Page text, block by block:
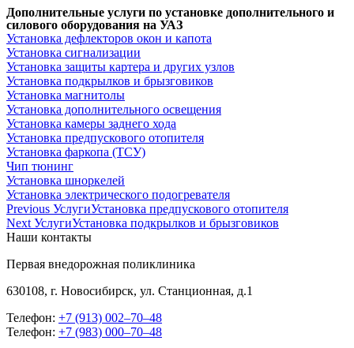
Дополнительные услуги по установке дополнительного и
силового оборудования на УАЗ
Установка дефлекторов окон и капота
Установка сигнализации
Установка защиты картера и других узлов
Установка подкрылков и брызговиков
Установка магнитолы
Установка дополнительного освещения
Установка камеры заднего хода
Установка предпускового отопителя
Установка фаркопа (ТСУ)
Чип тюнинг
Установка шноркелей
Установка электрического подогревателя
Навигация
по
Previous УслугиУстановка предпускового отопителя
Next УслугиУстановка подкрылков и брызговиков
Наши контакты
Первая внедорожная поликлиника
630108, г. Новосибирск, ул. Станционная, д.1
Телефон: +7 (913) 002‒70‒48
Телефон: +7 (983) 000‒70‒48